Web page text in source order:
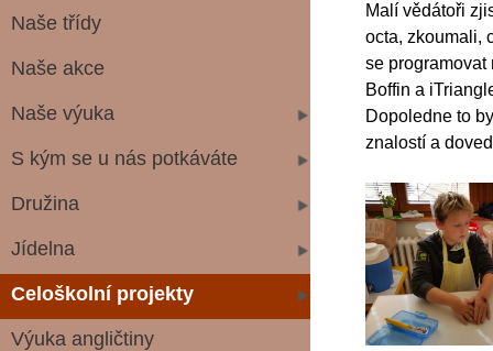
Naše třídy
Naše akce
Naše výuka
S kým se u nás potkáváte
Družina
Jídelna
Celoškolní projekty
Výuka angličtiny
Malí vědátoři
octa, zkoumali,
se programovat
Boffin a
Dopoledne to
znalostí a